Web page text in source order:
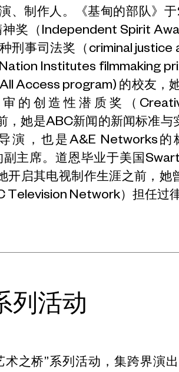
、制作人。《基甸的部队》
奖（Independent Spirit
刑事司法奖（criminal justice
Institutes filmmaking
Access program) 的校友，
的创造性潜质奖（
，她是ABC新闻的新闻标准与
演，也是A&E Networks的
主席。道恩毕业于美国
启其电视制作生涯之前，她
Network）担任过律
列活动
之桥”系列活动，集跨界演